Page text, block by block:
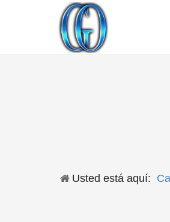
Usted está aquí: